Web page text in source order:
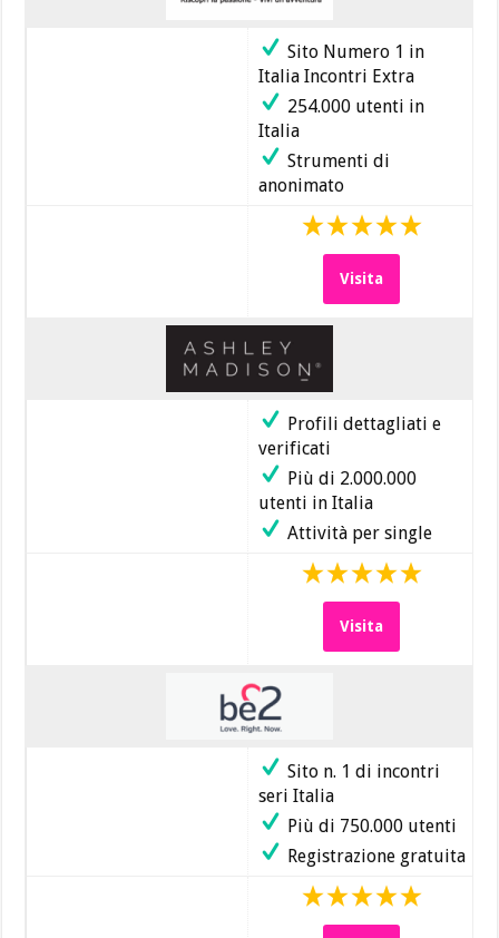
Sito Numero 1 in
Italia Incontri Extra
254.000 utenti in
Italia
Strumenti di
anonimato
Visita
Profili dettagliati e
verificati
Più di 2.000.000
utenti in Italia
Attività per single
Visita
Sito n. 1 di incontri
seri Italia
Più di 750.000 utenti
Registrazione gratuita